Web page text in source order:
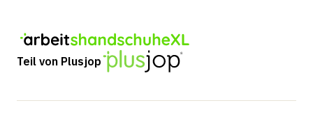
Teil von Plusjop